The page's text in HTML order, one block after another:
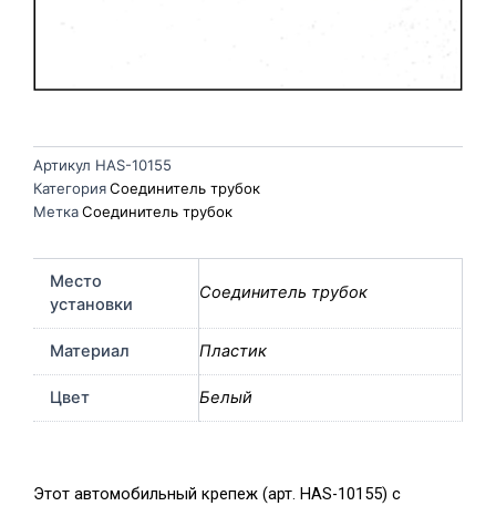
Артикул HAS-10155
КатегорияСоединитель трубок
МеткаСоединитель трубок
Место
установки
Соединитель трубок
Материал Пластик
Цвет Белый
Этот автомобильный крепеж (арт. HAS-10155) с